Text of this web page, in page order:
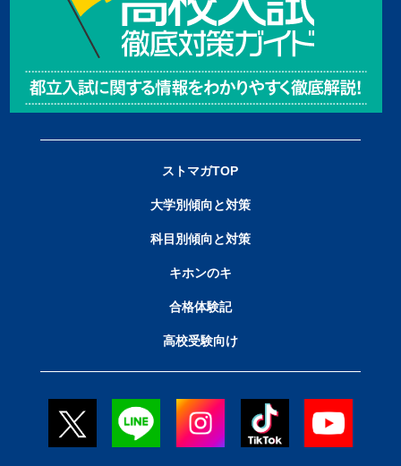
ストマガTOP
大学別傾向と対策
科目別傾向と対策
キホンのキ
合格体験記
高校受験向け